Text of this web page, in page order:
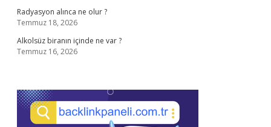
Radyasyon alınca ne olur ?
Temmuz 18, 2026
Alkolsüz biranın içinde ne var ?
Temmuz 16, 2026